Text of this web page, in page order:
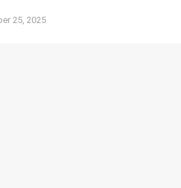
25, 2025